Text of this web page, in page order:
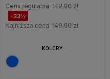
Cena regularna: 149,90 zł
-33%
Najniższa cena: 149,90 zł
KOLORY: